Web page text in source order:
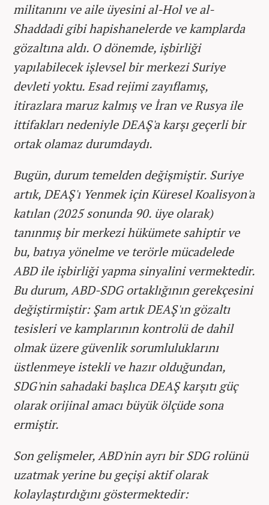
militanını ve aile üyesini al-Hol ve al-
Shaddadi gibi hapishanelerde ve kamplarda
gözaltına aldı. O dönemde, işbirliği
yapılabilecek işlevsel bir merkezi Suriye
devleti yoktu. Esad rejimi zayıflamış,
itirazlara maruz kalmış ve İran ve Rusya ile
ittifakları nedeniyle DEAŞ'a karşı geçerli bir
ortak olamaz durumdaydı.
Bugün, durum temelden değişmiştir. Suriye
artık, DEAŞ'ı Yenmek için Küresel Koalisyon'a
katılan (2025 sonunda 90. üye olarak)
tanınmış bir merkezi hükümete sahiptir ve
bu, batıya yönelme ve terörle mücadelede
ABD ile işbirliği yapma sinyalini vermektedir.
Bu durum, ABD-SDG ortaklığının gerekçesini
değiştirmiştir: Şam artık DEAŞ'ın gözaltı
tesisleri ve kamplarının kontrolü de dahil
olmak üzere güvenlik sorumluluklarını
üstlenmeye istekli ve hazır olduğundan,
SDG'nin sahadaki başlıca DEAŞ karşıtı güç
olarak orijinal amacı büyük ölçüde sona
ermiştir.
Son gelişmeler, ABD'nin ayrı bir SDG rolünü
uzatmak yerine bu geçişi aktif olarak
kolaylaştırdığını göstermektedir: